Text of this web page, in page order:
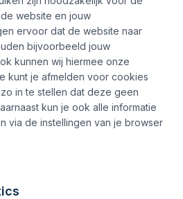
website en jouw
ervoor dat de website naar
bijvoorbeeld jouw
kunnen wij hiermee onze
kunt je afmelden voor cookies
in te stellen dat deze geen
kun je ook alle informatie
via de instellingen van je browser